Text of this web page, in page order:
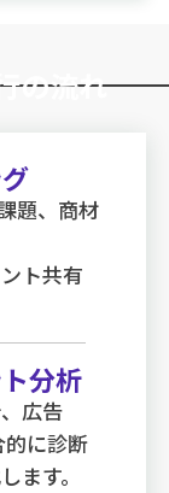
の流れ
題、商材
ト共有
分析
広告
に診断
ます。